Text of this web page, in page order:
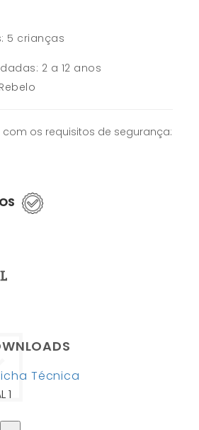
5 crianças
2 a 12 anos
os requisitos de segurança:
Técnica
1